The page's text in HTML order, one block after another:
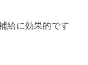
給に効果的です